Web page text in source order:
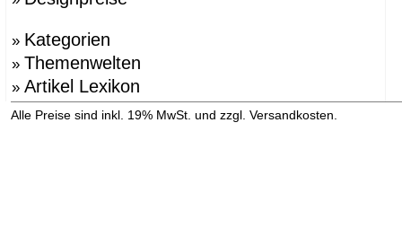
» Kategorien
» Themenwelten
» Artikel Lexikon
Alle Preise sind inkl. 19% MwSt. und zzgl. Versandkosten.